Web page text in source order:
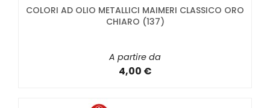
COLORI AD OLIO METALLICI MAIMERI CLASSICO ORO
CHIARO (137)
A partire da
4,00 €